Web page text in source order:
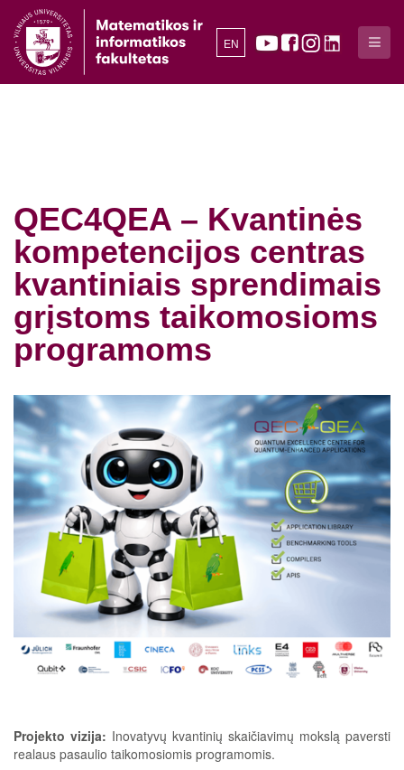
EN
QEC4QEA – Kvantinės
kompetencijos centras
kvantiniais sprendimais
grįstoms taikomosioms
programoms
Projekto vizija: Inovatyvų kvantinių skaičiavimų mokslą paversti
realaus pasaulio taikomosiomis programomis.